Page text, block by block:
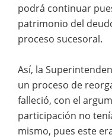
podrá continuar
patrimonio del
proceso sucesoral.
Así, la
un proceso de
falleció, con el
participación no
mismo, pues este